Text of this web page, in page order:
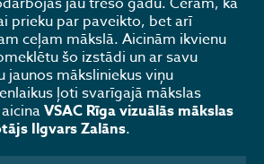
prieku par paveikto, bet arī
ceļam mākslā. Aicinām ikvienu
šo izstādi un ar savu
māksliniekus viņu
ļoti svarīgajā mākslas
VSAC Rīga vizuālās mākslas
Ilgvars Zalāns.